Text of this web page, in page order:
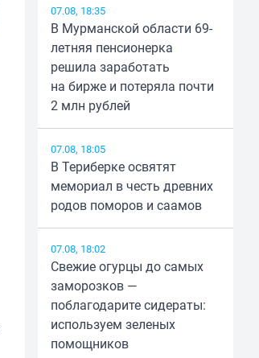
07.08, 18:35
В Мурманской области 69-
летняя пенсионерка
решила заработать
на бирже и потеряла почти
2 млн рублей
07.08, 18:05
В Териберке освятят
мемориал в честь древних
родов поморов и саамов
07.08, 18:02
Свежие огурцы до самых
заморозков —
поблагодарите сидераты:
используем зеленых
помощников